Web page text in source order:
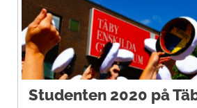
Studenten 2020 på